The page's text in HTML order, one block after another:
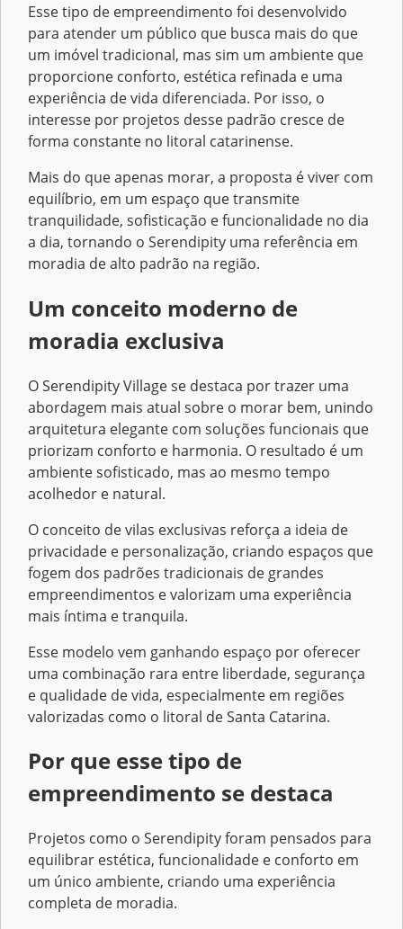
Esse tipo de empreendimento foi desenvolvido
para atender um público que busca mais do que
um imóvel tradicional, mas sim um ambiente que
proporcione conforto, estética refinada e uma
experiência de vida diferenciada. Por isso, o
interesse por projetos desse padrão cresce de
forma constante no litoral catarinense.
Mais do que apenas morar, a proposta é viver com
equilíbrio, em um espaço que transmite
tranquilidade, sofisticação e funcionalidade no dia
a dia, tornando o Serendipity uma referência em
moradia de alto padrão na região.
Um conceito moderno de
moradia exclusiva
O Serendipity Village se destaca por trazer uma
abordagem mais atual sobre o morar bem, unindo
arquitetura elegante com soluções funcionais que
priorizam conforto e harmonia. O resultado é um
ambiente sofisticado, mas ao mesmo tempo
acolhedor e natural.
O conceito de vilas exclusivas reforça a ideia de
privacidade e personalização, criando espaços que
fogem dos padrões tradicionais de grandes
empreendimentos e valorizam uma experiência
mais íntima e tranquila.
Esse modelo vem ganhando espaço por oferecer
uma combinação rara entre liberdade, segurança
e qualidade de vida, especialmente em regiões
valorizadas como o litoral de Santa Catarina.
Por que esse tipo de
empreendimento se destaca
Projetos como o Serendipity foram pensados para
equilibrar estética, funcionalidade e conforto em
um único ambiente, criando uma experiência
completa de moradia.